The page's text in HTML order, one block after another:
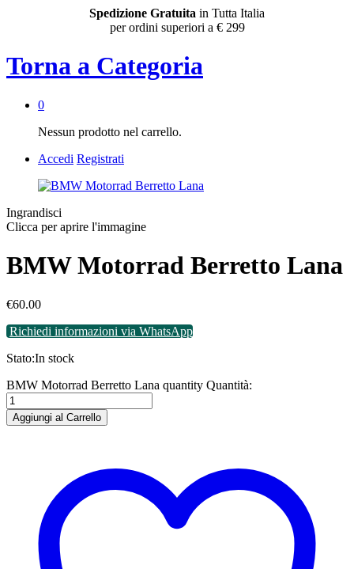
Spedizione Gratuita in Tutta Italia
per ordini superiori a € 299
Torna a Categoria
0
Nessun prodotto nel carrello.
Accedi Registrati
Ingrandisci
Clicca per aprire l'immagine
BMW Motorrad Berretto Lana
€60.00
Richiedi informazioni via WhatsApp
Stato:In stock
BMW Motorrad Berretto Lana quantity Quantità:
Aggiungi al Carrello